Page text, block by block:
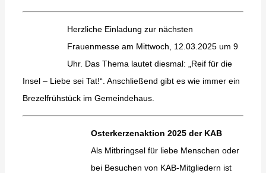
Herzliche Einladung zur nächsten
Frauenmesse am Mittwoch, 12.03.2025 um 9
Uhr. Das Thema lautet diesmal: „Reif für die
Insel – Liebe sei Tat!“. Anschließend gibt es wie immer ein
Brezelfrühstück im Gemeindehaus.
Osterkerzenaktion 2025 der KAB
Als Mitbringsel für liebe Menschen oder
bei Besuchen von KAB-Mitgliedern ist